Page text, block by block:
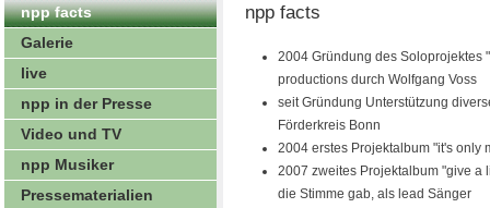
npp facts
Galerie
live
npp in der Presse
Video und TV
npp Musiker
Pressematerialien
npp facts
2004 Gründung des Soloprojektes
productions durch Wolfgang Voss
seit Gründung Unterstützung
Förderkreis Bonn
2004 erstes Projektalbum "it's only
2007 zweites Projektalbum "give a
die Stimme gab, als lead Sänger